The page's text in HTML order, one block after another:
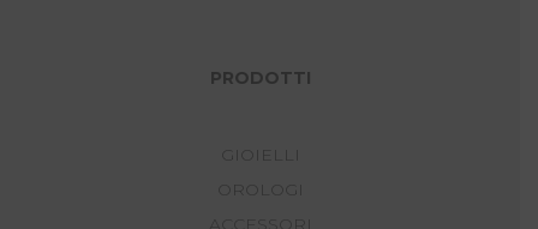
PRODOTTI
GIOIELLI
OROLOGI
ACCESSORI